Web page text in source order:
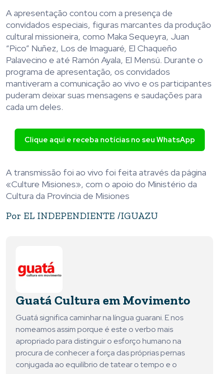
A apresentação contou com a presença de
convidados especiais, figuras marcantes da produção
cultural missioneira, como Maka Sequeyra, Juan
“Pico” Nuñez, Los de Imaguaré, El Chaqueño
Palavecino e até Ramón Ayala, El Mensú. Durante o
programa de apresentação, os convidados
mantiveram a comunicação ao vivo e os participantes
puderam deixar suas mensagens e saudações para
cada um deles.
Clique aqui e receba notícias no seu WhatsApp
A transmissão foi ao vivo foi feita através da página
«Culture Misiones», com o apoio do Ministério da
Cultura da Província de Misiones
Por EL INDEPENDIENTE /IGUAZU
Guatá Cultura em Movimento
Guatá significa caminhar na língua guarani. E nos
nomeamos assim porque é este o verbo mais
apropriado para distinguir o esforço humano na
procura de conhecer a força das próprias pernas
conjugada ao equilíbrio de tatear o tempo e o